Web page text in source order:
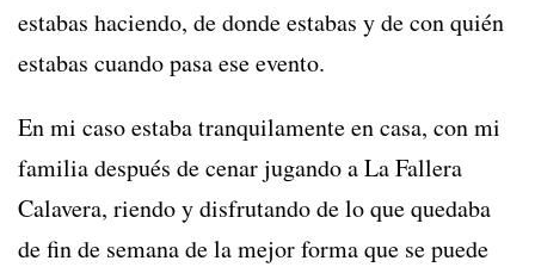
estabas haciendo, de donde estabas y de con quién
estabas cuando pasa ese evento.
En mi caso estaba tranquilamente en casa, con mi
familia después de cenar jugando a La Fallera
Calavera, riendo y disfrutando de lo que quedaba
de fin de semana de la mejor forma que se puede